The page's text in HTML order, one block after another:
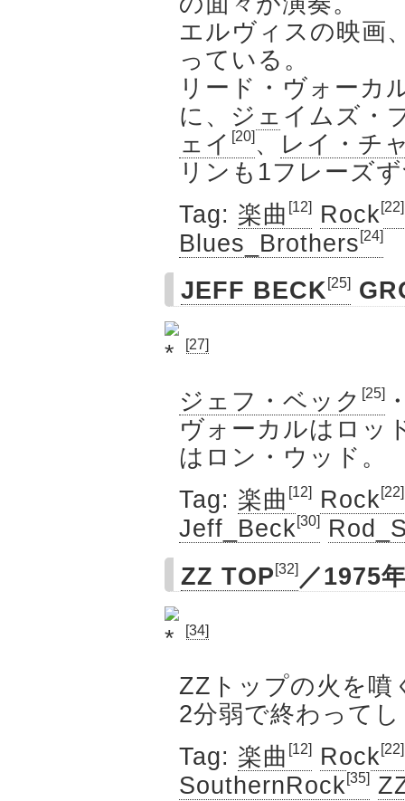
エルヴィスの映画
っている。
リード・ヴォーカ
に、
ジェイムズ・
ェイ [20]、
レイ・チ
リンも1フレーズ
Tag: 楽曲 [12] Rock [22]
Blues_Brothers [24]
JEFF BECK [25]
[27]
ジェフ・ベック [25]
ヴォーカルはロッ
はロン・ウッド。
Tag: 楽曲 [12] Rock [22]
Jeff_Beck [30]
ZZ TOP [32]／1975
[34]
ZZトップの火を噴
2分弱で終わって
Tag: 楽曲 [12] Rock[22]
SouthernRock[35]